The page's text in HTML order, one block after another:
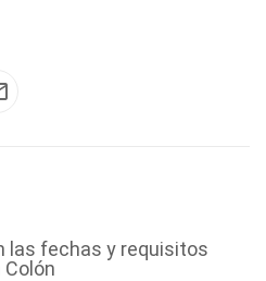
las fechas y requisitos